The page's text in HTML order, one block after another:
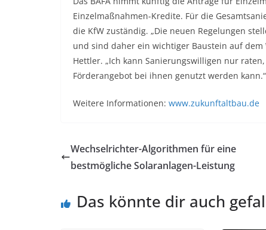
Einzelmaßnahmen-Kredite. Für die
die KfW zuständig. „Die neuen Regelungen
und sind daher ein wichtiger Baustein auf dem
Hettler. „Ich kann Sanierungswilligen nur
Förderangebot bei ihnen genutzt werden kann.“
Weitere Informationen: www.zukunftaltbau.de
Wechselrichter-Algorithmen für eine
bestmögliche Solaranlagen-Leistung
Das könnte dir auch